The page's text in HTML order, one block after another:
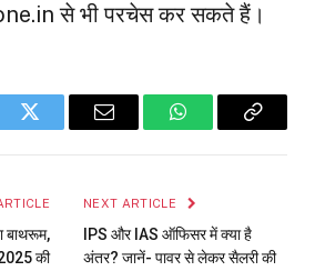
से भी परचेस कर सकते हैं।
Twitter Email WhatsAppCopy
बाथरूम,
की
NEXT ARTICLE
IPS और IAS ऑफिसर में क्या है
अंतर? जानें- पावर से लेकर सैलरी की